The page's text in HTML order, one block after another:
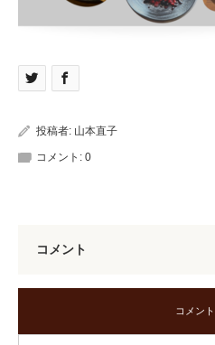
投稿者: 山本直子
コメント: 0
コメント
コメン